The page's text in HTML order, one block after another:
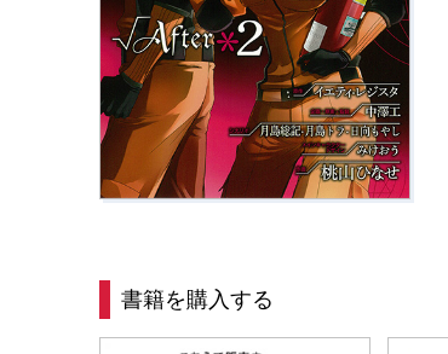
書籍を購入する